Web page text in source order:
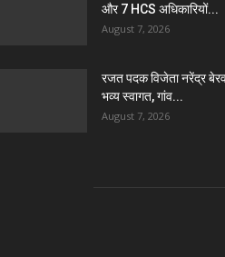
और 7 HCS अधिकारियों...
August 7, 2026
रजत पदक विजेता नरेंद्र
भव्य स्वागत, गांव...
August 7, 2026